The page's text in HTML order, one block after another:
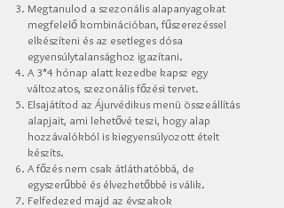
Megtanulod a szezonális alapanyagokat
megfelelő kombinációban, fűszerezéssel
elkészíteni és az esetleges dósa
egyensúlytalansághoz igazítani.
A 3*4 hónap alatt kezedbe kapsz egy
változatos, szezonális főzési tervet.
Elsajátítod az Ájurvédikus menü összeállítás
alapjait, ami lehetővé teszi, hogy alap
hozzávalókból is kiegyensúlyozott ételt
készíts.
A főzés nem csak átláthatóbbá, de
egyszerűbbé és élvezhetőbbé is válik.
Felfedezed majd az évszakok